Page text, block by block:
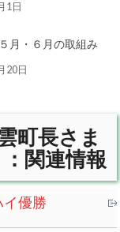
1日
月・６月の取組み
20日
町長さま
関連情報
イ優勝